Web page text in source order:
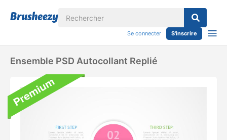
Se connecter S'inscrire
Ensemble PSD Autocollant Replié